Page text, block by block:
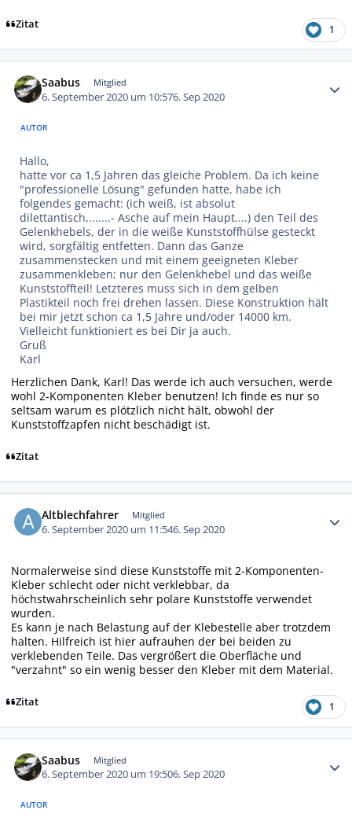
Zitat 1
Saabus Mitglied
6. September 2020 um 10:576. Sep 2020
AUTOR
Hallo,
hatte vor ca 1,5 Jahren das gleiche Problem. Da ich keine
"professionelle Lösung" gefunden hatte, habe ich
folgendes gemacht: (ich weiß, ist absolut
dilettantisch,.......- Asche auf mein Haupt....) den Teil des
Gelenkhebels, der in die weiße Kunststoffhülse gesteckt
wird, sorgfältig entfetten. Dann das Ganze
zusammenstecken und mit einem geeigneten Kleber
zusammenkleben; nur den Gelenkhebel und das weiße
Kunststoffteil! Letzteres muss sich in dem gelben
Plastikteil noch frei drehen lassen. Diese Konstruktion hält
bei mir jetzt schon ca 1,5 Jahre und/oder 14000 km.
Vielleicht funktioniert es bei Dir ja auch.
Gruß
Karl
Herzlichen Dank, Karl! Das werde ich auch versuchen, werde
wohl 2-Komponenten Kleber benutzen! Ich finde es nur so
seltsam warum es plötzlich nicht hält, obwohl der
Kunststoffzapfen nicht beschädigt ist.
Zitat
Altblechfahrer Mitglied
6. September 2020 um 11:546. Sep 2020
Normalerweise sind diese Kunststoffe mit 2-Komponenten-
Kleber schlecht oder nicht verklebbar, da
höchstwahrscheinlich sehr polare Kunststoffe verwendet
wurden.
Es kann je nach Belastung auf der Klebestelle aber trotzdem
halten. Hilfreich ist hier aufrauhen der bei beiden zu
verklebenden Teile. Das vergrößert die Oberfläche und
"verzahnt" so ein wenig besser den Kleber mit dem Material.
Zitat 1
Saabus Mitglied
6. September 2020 um 19:506. Sep 2020
AUTOR